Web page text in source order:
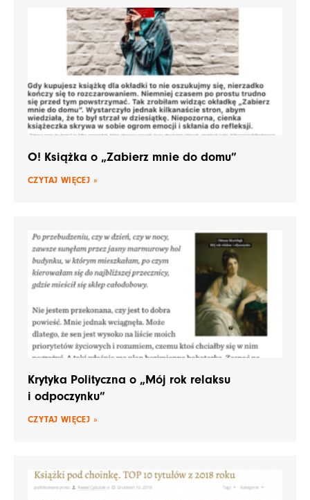
O! Książka o „Zabierz mnie do domu”
CZYTAJ WIĘCEJ »
Krytyka Polityczna o „Mój rok relaksu
i odpoczynku”
CZYTAJ WIĘCEJ »